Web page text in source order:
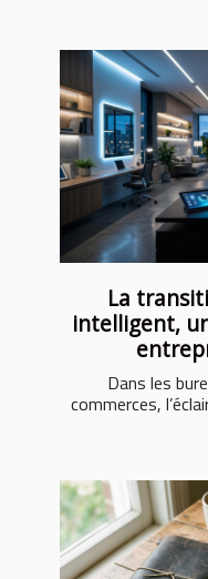
La
intelligent,
Dans les
commerces,